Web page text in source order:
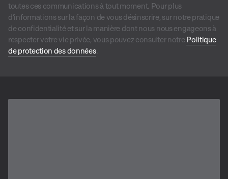
toutes ces communications à tout moment. Pour plus
d’informations sur la façon de vous désinscrire, sur notre pratique
de confidentialité et sur la manière dont nous nous engageons à
respecter votre vie privée, vous pouvez consulter notre Politique
de protection des données.